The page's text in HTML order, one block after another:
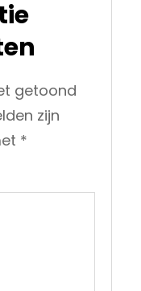
getoond
zijn
*